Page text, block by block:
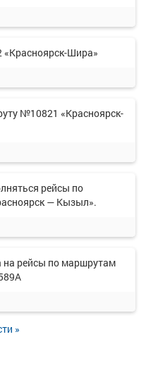
Шира»
№10821 «Красноярск-
рейсы по
— Кызыл».
на рейсы по маршрутам
»